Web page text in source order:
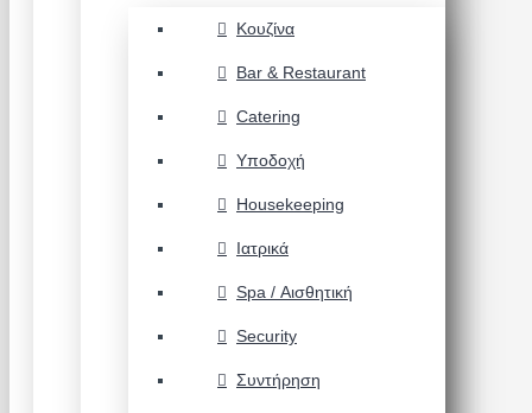
Κουζίνα
Bar & Restaurant
Catering
Υποδοχή
Housekeeping
Ιατρικά
Spa / Αισθητική
Security
Συντήρηση